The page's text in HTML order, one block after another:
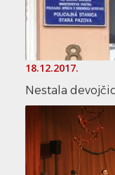
18.12.2017.
Nestala